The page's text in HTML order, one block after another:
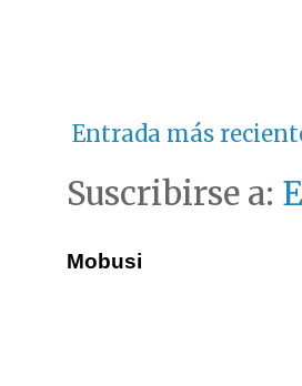
Entrada más
Suscribirse a:
Mobusi